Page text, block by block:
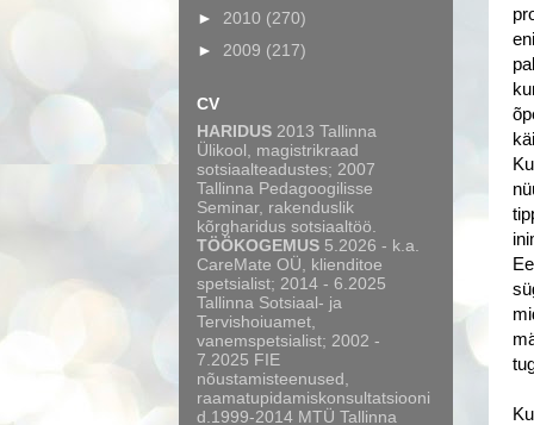
► 2010 (270)
► 2009 (217)
CV
HARIDUS 2013 Tallinna
Ülikool, magistrikraad
sotsiaalteadustes; 2007
Tallinna Pedagoogilisse
Seminar, rakenduslik
kõrgharidus sotsiaaltöö.
TÖÖKOGEMUS 5.2026 - k.a.
CareMate OÜ, klienditoe
spetsialist; 2014 - 6.2025
Tallinna Sotsiaal- ja
Tervishoiuamet,
vanemspetsialist; 2002 -
7.2025 FIE
nõustamisteenused,
raamatupidamiskonsultatsiooni
d.1999-2014 MTÜ Tallinna